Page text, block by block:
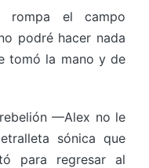
rompa el campo
podré hacer nada
tomó la mano y de
—Alex no le
sónica que
para regresar al